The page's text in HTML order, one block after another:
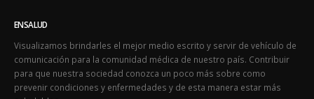
ENSALUD
Visualizamos brindarles el mejor medio escrito y servir de vehículo de
comunicación para la comunidad médica de nuestro país. Contribuir
para que nuestra sociedad conozca un poco más sobre como
prevenir condiciones y enfermedades y de esta manera estar más